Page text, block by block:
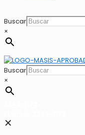
Buscar
×
Buscar
×
✕